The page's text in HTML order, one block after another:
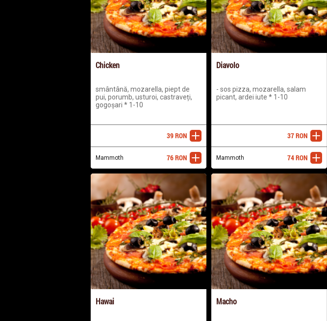
Chicken
smântână, mozarella, piept de
pui, porumb, usturoi, castraveți,
gogoșari * 1-10
adaugă
39RON
Mammoth adaugă
76RON
Diavolo
- sos pizza, mozarella, salam
picant, ardei iute * 1-10
adaugă
37RON
Mammoth adaugă
74RON
Hawai Macho